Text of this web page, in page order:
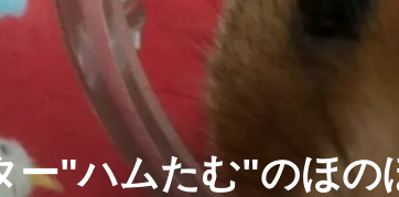
ー"ハムたむ"のほの